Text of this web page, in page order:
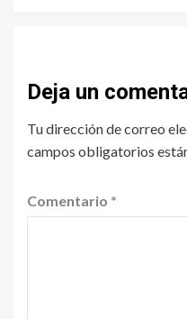
Deja un
Tu dirección de correo
campos obligatorios
Comentario *